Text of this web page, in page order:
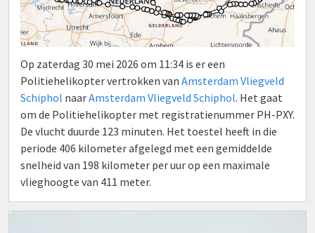
Op zaterdag 30 mei 2026 om 11:34 is er een
Politiehelikopter vertrokken van Amsterdam Vliegveld
Schiphol naarAmsterdam Vliegveld Schiphol. Het gaat
om de Politiehelikopter met registratienummer PH-PXY.
De vlucht duurde 123 minuten. Het toestel heeft in die
periode 406 kilometer afgelegd met een gemiddelde
snelheid van 198 kilometer per uur op een maximale
vlieghoogte van 411 meter.